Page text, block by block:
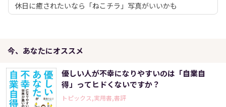
休日に癒されたいなら「ねこチラ」写真がいいかも
今、あなたにオススメ
優しい人が不幸になりやすいのは「自業自
得」ってヒドくないですか？
トピックス,実用書,書評